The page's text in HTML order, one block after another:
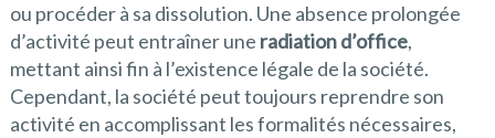
ou procéder à sa dissolution. Une absence prolongée
d’activité peut entraîner une radiation d’office,
mettant ainsi fin à l’existence légale de la société.
Cependant, la société peut toujours reprendre son
activité en accomplissant les formalités nécessaires,